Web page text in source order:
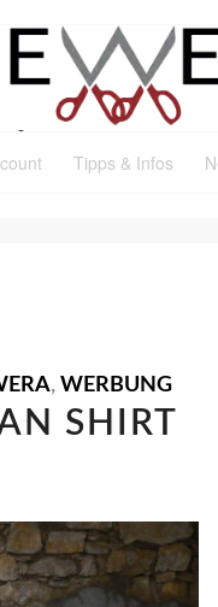
Tipps & Infos
,WERBUNG
SHIRT